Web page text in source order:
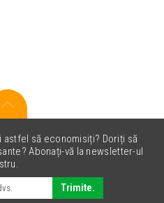
să economisiți? Doriți să
Abonați-vă la newsletter-ul
Trimite.